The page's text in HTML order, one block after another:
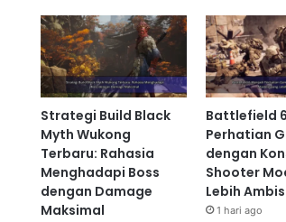
Strategi Build Black
Myth Wukong
Terbaru: Rahasia
Menghadapi Boss
dengan Damage
Maksimal
Battlefield
Perhatian
dengan
Shooter
Lebih
1 hari ago